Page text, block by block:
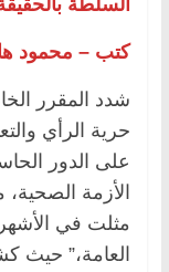
كتب – محمود
شدد المقرر
حرية الرأي
على الدور
الأزمة
مثلت في الأشهر
العامة،”